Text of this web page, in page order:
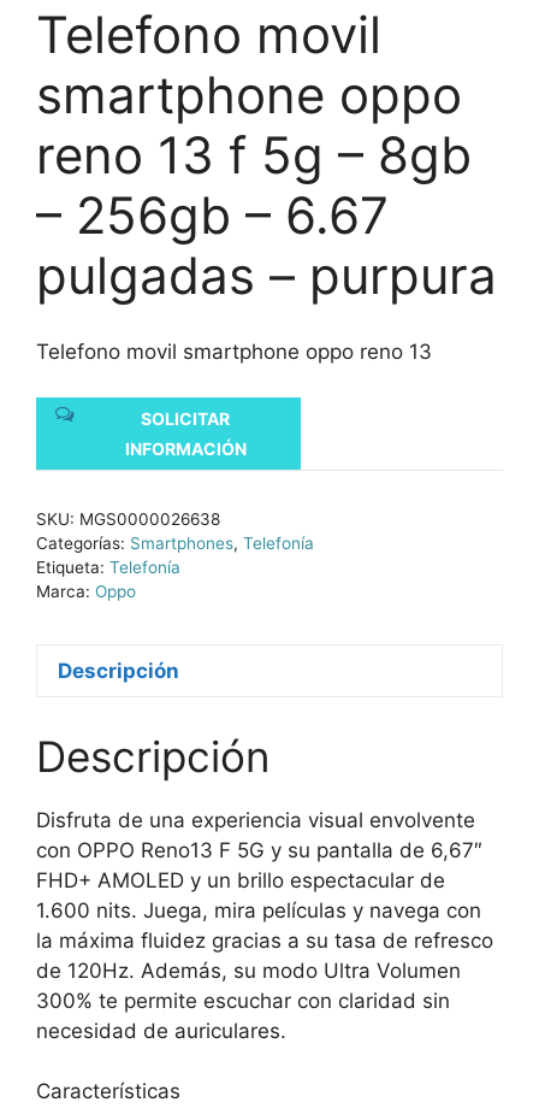
Telefono movil
smartphone oppo
reno 13 f 5g – 8gb
– 256gb – 6.67
pulgadas – purpura
Telefono movil smartphone oppo reno 13
SOLICITAR
INFORMACIÓN
SKU: MGS0000026638
Categorías: Smartphones, Telefonía
Etiqueta: Telefonía
Marca: Oppo
Descripción
Descripción
Disfruta de una experiencia visual envolvente
con OPPO Reno13 F 5G y su pantalla de 6,67″
FHD+ AMOLED y un brillo espectacular de
1.600 nits. Juega, mira películas y navega con
la máxima fluidez gracias a su tasa de refresco
de 120Hz. Además, su modo Ultra Volumen
300% te permite escuchar con claridad sin
necesidad de auriculares.
Características